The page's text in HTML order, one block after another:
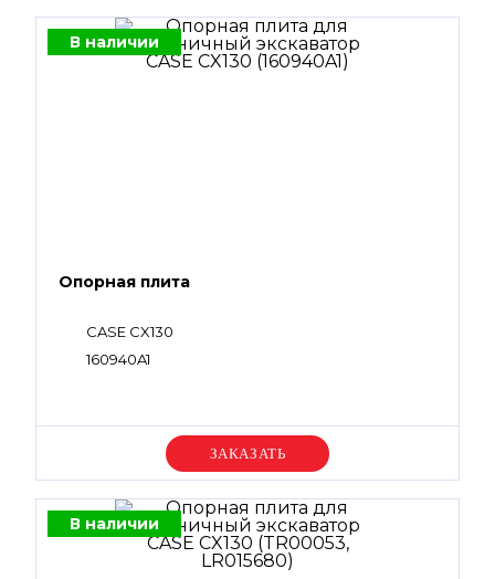
В наличии
Опорная плита
CASE CX130
160940A1
Уточняйте цену
В наличии